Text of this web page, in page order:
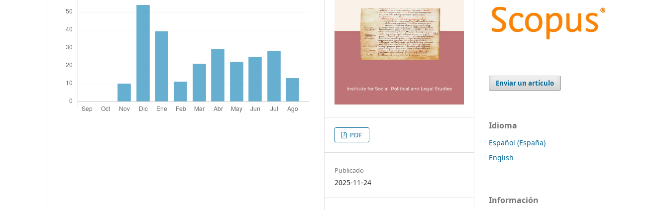
PDF
Publicado
2025-11-24
Enviar un artículo
Idioma
Español (España)
English
Información